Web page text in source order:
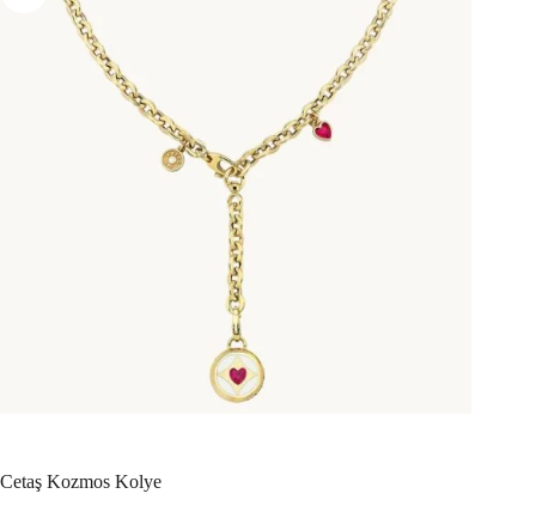
Cetaş Kozmos Kolye